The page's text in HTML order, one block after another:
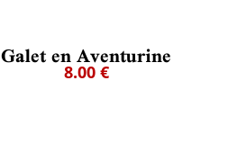
Galet en Aventurine
8.00 €